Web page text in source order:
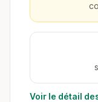
Voir le détail